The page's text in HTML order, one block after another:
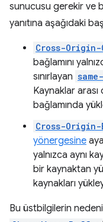
sunucusu gerekir ve
yanıtına aşağıdaki
Cross-
bağlamını
sınırlayan
Kaynaklar
bağlamında
Cross-Origin-
yönergesine
yalnızca aynı
bir kaynaktan
kaynakları
Bu üstbilgilerin